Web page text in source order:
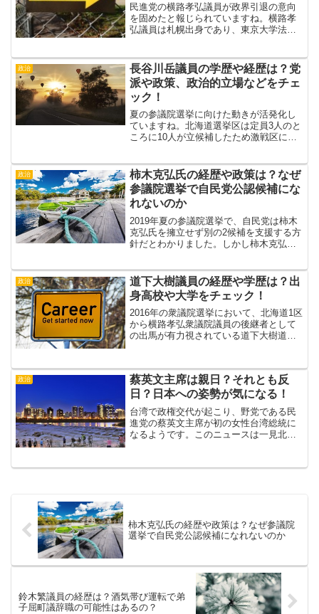
民進党の横路孝弘議員が政界引退の意向
を固めたと報じられていますね。横路孝
弘議員は札幌出身であり、東京大学法学
院議員だった父親の後を継いで政界入り
し、1983年からは北海...
政治
長谷川岳議員の学歴や経歴は？党
派や政策、政治的立場などをチェ
ック！
夏の参議院選挙に向けた動きが活発化し
ていますね。北海道選挙区は定員3人のと
ころに10人が立候補したため激戦区にな
院議員である長谷川岳氏です。長谷川岳
氏といえば、「YOS...
政治
柿木克弘氏の経歴や政策は？なぜ
参議院選挙で自民党公認候補にな
れないのか
2019年夏の参議院選挙で、自民党は柿木
克弘氏を擁立せず別の2候補を支援する方
針だとわかりました。しかし柿木克弘氏
れたインターネット投票でも健闘してい
たはずです...
政治
道下大樹議員の経歴や学歴は？出
身高校や大学をチェック！
2016年の衆議院選挙において、北海道1区
から横路孝弘衆議院議員の後継者として
の出馬が有力視されている道下大樹道
す。そんな道下大樹道議は、いったいど
んな経歴の持ち主なの...
政治
蔡英文主席は親日？それとも反
日？日本への姿勢が気になる！
台湾で政権交代が起こり、野党である民
進党の蔡英文主席が初の女性台湾総統に
なるようです。このニュースは一見北海
ついています。なぜなら、北海道経済部
柿木克弘氏の経歴や政策は？なぜ参議院
選挙で自民党公認候補になれないのか
鈴木繁議員の経歴は？酒気帯び運転で弟
子屈町議辞職の可能性はあるの？